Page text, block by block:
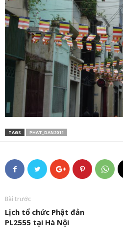
TAGS PHAT_DAN2011
Bài trước
Lịch tổ chức Phật đản
PL2555 tại Hà Nội